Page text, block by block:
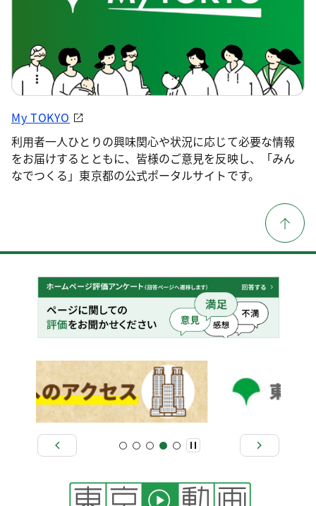
My TOKYO
利用者一人ひとりの興味関心や状況に応じて必要な情報
をお届けするとともに、皆様のご意見を反映し、「みん
なでつくる」東京都の公式ポータルサイトです。